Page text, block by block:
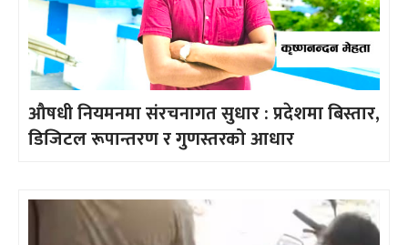
औषधी नियमनमा संरचनागत सुधार : प्रदेशमा बिस्तार,
डिजिटल रूपान्तरण र गुणस्तरको आधार